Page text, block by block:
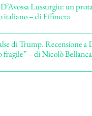
Lussurgiu: un
italiano – di Effimera
di Trump. Recensione a
fragile” – di Nicolò Bellanca